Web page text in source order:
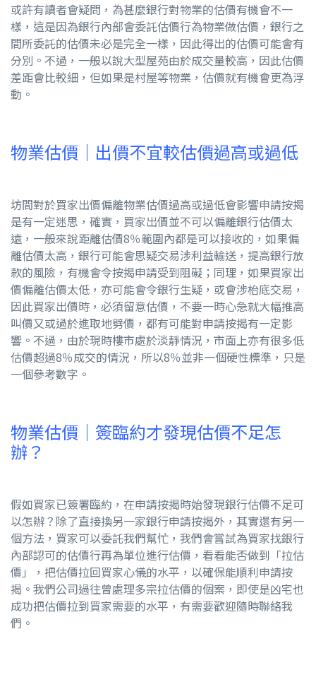
或許有讀者會疑問，為甚麼銀行對物業的估價有機會不一
樣，這是因為銀行內部會委託估價行為物業做估價，銀行之
間所委託的估價未必是完全一樣，因此得出的估價可能會有
分別。不過，一般以說大型屋苑由於成交量較高，因此估價
差距會比較細，但如果是村屋等物業，估價就有機會更為浮
動。
物業估價｜出價不宜較估價過高或過低
坊間對於買家出價偏離物業估價過高或過低會影響申請按揭
是有一定迷思，確實，買家出價並不可以偏離銀行估價太
遠，一般來說距離估價8％範圍內都是可以接收的，如果偏
離估價太高，銀行可能會思疑交易涉利益輸送，提高銀行放
款的風險，有機會令按揭申請受到阻礙；同理，如果買家出
價偏離估價太低，亦可能會令銀行生疑，或會涉枱底交易，
因此買家出價時，必須留意估價，不要一時心急就大幅推高
叫價又或過於進取地劈價，都有可能對申請按揭有一定影
響。不過，由於現時樓市處於淡靜情況，市面上亦有很多低
估價超過8％成交的情況，所以8％並非一個硬性標準，只是
一個參考數字。
物業估價｜簽臨約才發現估價不足怎
辦？
假如買家已簽署臨約，在申請按揭時始發現銀行估價不足可
以怎辦？除了直接換另一家銀行申請按揭外，其實還有另一
個方法，買家可以委託我們幫忙，我們會嘗試為買家找銀行
內部認可的估價行再為單位進行估價，看看能否做到「拉估
價」，把估價拉回買家心儀的水平，以確保能順利申請按
揭。我們公司過往曾處理多宗拉估價的個案，即使是凶宅也
成功把估價拉到買家需要的水平，有需要歡迎隨時聯絡我
們。